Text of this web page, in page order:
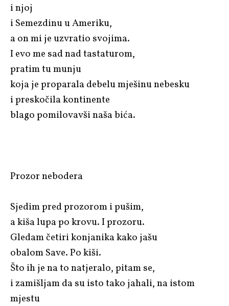
i njoj
i Semezdinu u Ameriku,
a on mi je uzvratio svojima.
I evo me sad nad tastaturom,
pratim tu munju
koja je proparala debelu mješinu nebesku
i preskočila kontinente
blago pomilovavši naša bića.
Prozor nebodera
Sjedim pred prozorom i pušim,
a kiša lupa po krovu. I prozoru.
Gledam četiri konjanika kako jašu
obalom Save. Po kiši.
Što ih je na to natjeralo, pitam se,
i zamišljam da su isto tako jahali, na istom
mjestu